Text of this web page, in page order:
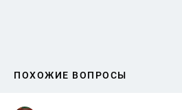
ПОХОЖИЕ ВОПРОСЫ